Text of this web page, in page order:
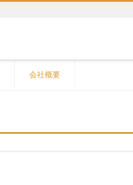
会社概要